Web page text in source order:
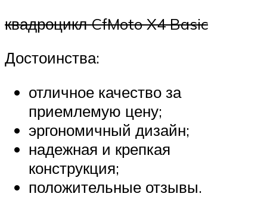
квадроцикл CfMoto X4 Basic
Достоинства:
отличное качество за
приемлемую цену;
эргономичный дизайн;
надежная и крепкая
конструкция;
положительные отзывы.